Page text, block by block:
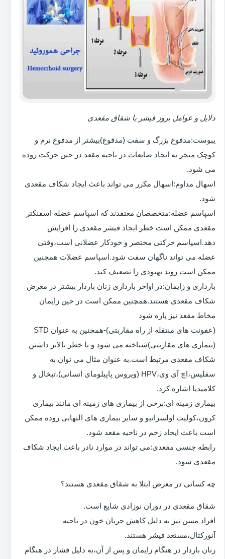
دلایل و عوامل بروز فیشر یا شقاق مقعدی
یبوست:مدفوع بزرگ و سفت (مدفوع)بیشتر از مدفوع نرم و
کوچک منجر به ایجاد ضایعات در ناحیه مقعد در حین حرکت روده
می شود.
اسهال مداوم:اسهال مکرر می تواند باعث ایجاد شکاف مقعدی
شود.
اسپاسم عضله:متخصصان معتقدند که اسپاسم عضله اسفنکتر
مقعدی ممکن است خطر ایجاد فیشر مقعدی را افزایش
دهد.اسپاسم حرکتی مختصر و خودکار عضلانی است،وقتی
عضله می تواند ناگهان سفت شود.اسپاسم عضلات همچنین
ممکن است روند بهبودی را تضعیف کند.
بارداری و زایمان:در اواخر بارداری زنان باردار بیشتر در معرض
شکاف مقعدی هستند.همچنین ممکن است در حین زایمان
مخاط مقعد نیز پاره شود
(عفونت های منتقله از راه مقاربتی)-همچنین به عنوان STD
(بیماری های مقاربتی)شناخته می شود و با خطر بالاتر داشتن
شکاف مقعدی مرتبط است.به عنوان مثال می توان به
سفلیس،اچ آی وی،HPV (ویروس پاپیلومای انسانی)،تبخال و
کلامیدیا اشاره کرد.
بیماری زمینه ای:برخی از بیماری های زمینه ای مانند بیماری
کرون،کولیت اولسراتیو و سایر بیماری های التهابی روده ممکن
است باعث ایجاد زخم در ناحیه مقعد شود.
رابطه جنسی مقعدی:می تواند در موارد نادر باعث ایجاد شکاف
مقعدی شود.
چه کسانی در معرض ابتلا به شقاق مقعدی هستند؟
شقاق مقعدی در دوران نوزادی شایع است.
افراد مسن نیز به دلیل کاهش جریان خون در ناحیه
آنورکتال،مستعد فیشر هستند.
زنان باردار در هنگام زایمان و پس از آن،به دلیل فشار در هنگام